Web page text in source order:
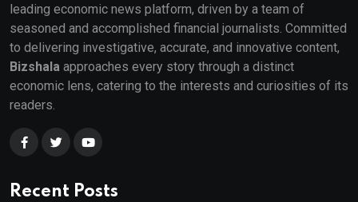
leading economic news platform, driven by a team of
seasoned and accomplished financial journalists. Committed
to delivering investigative, accurate, and innovative content,
Bizshala approaches every story through a distinct
economic lens, catering to the interests and curiosities of its
readers.
Recent Posts